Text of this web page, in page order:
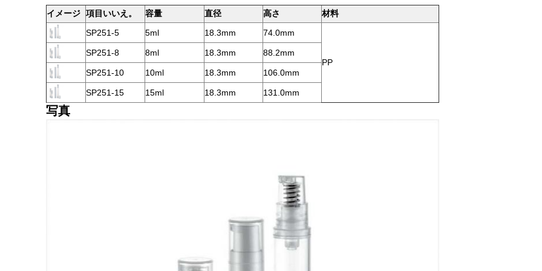
イメージ 項目いいえ。 容量 直径 高さ
材料
SP251-5
5ml 18.3mm 74.0mm
PP
SP251-8 8ml 18.3mm 88.2mm
SP251-10 10ml 18.3mm 106.0mm
SP251-15 15ml 18.3mm 131.0mm
写真